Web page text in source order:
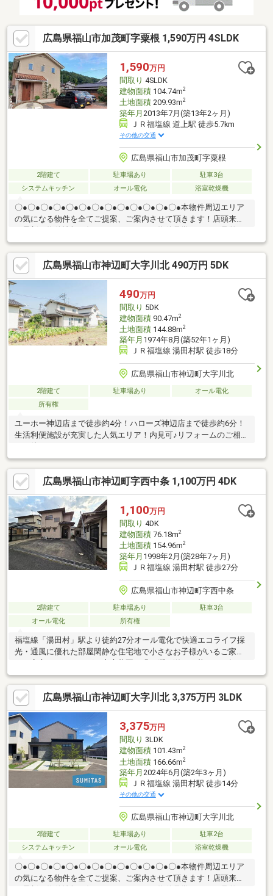
広島県福山市加茂町字粟根 1,590万円 4SLDK
1,590万円
間取り 4SLDK
建物面積104.74m2
土地面積209.93m2
築年月 2013年7月(築13年2ヶ月)
ＪＲ福塩線 道上駅 徒歩5.7km
その他の交通
広島県福山市加茂町字粟根
2階建て 駐車場あり
駐車3台
システムキッチン
オール電化 浴室乾燥機
〇●〇●〇●〇●〇●〇●〇●〇●〇●〇●〇●〇●〇●本物件周辺エリア
の気になる物件を全てご提案、ご案内させて頂きます！店頭来店
で最新の物件情報を知りたい！まとめて物件見学ができる見学ツ
アーは【その場確定！ 見学予約する（無料）からご予約下さ
い】〇●〇●〇●〇●〇●〇●〇●〇●〇●〇●〇●〇●〇●◇家計に優し
い住まい 太陽光発電システム搭載＆オール電化仕様で電気代を
節約 長期優良住宅認定、耐震構造を備えたライフデザインカバ
ヤ施工の安心住宅◇土地約63坪の広々敷地 並列で4台の駐車が
可能 大容量の3帖納戸に加え、全居室6帖以上の広さを確保
広島県福山市神辺町大字川北 490万円 5DK
490万円
間取り 5DK
建物面積90.47m2
土地面積144.88m2
築年月 1974年8月(築52年1ヶ月)
ＪＲ福塩線 湯田村駅 徒歩18分
広島県福山市神辺町大字川北
2階建て 駐車場あり
オール電化
所有権
ユーホー神辺店まで徒歩約4分！ハローズ神辺店まで徒歩約6分！
生活利便施設が充実した人気エリア！内見可♪リフォームのご相談
広島県福山市神辺町字西中条 1,100万円 4DK
1,100万円
間取り 4DK
建物面積76.18m2
土地面積154.96m2
築年月 1998年2月(築28年7ヶ月)
ＪＲ福塩線 湯田村駅 徒歩27分
広島県福山市神辺町字西中条
2階建て 駐車場あり
駐車3台
オール電化
所有権
福塩線「湯田村」駅より徒約27分オール電化で快適エコライフ採
光・通風に優れた部屋閑静な住宅地で小さなお子様がいるご家族
にも安心ガーデニングや家庭菜園で緑の潤い溢れる暮らしを毎日
のお買物に便利なザ・ビッグ神辺店まで車で4分
広島県福山市神辺町大字川北 3,375万円 3LDK
3,375万円
間取り 3LDK
建物面積101.43m2
土地面積166.66m2
築年月 2024年6月(築2年3ヶ月)
ＪＲ福塩線 湯田村駅 徒歩14分
その他の交通
広島県福山市神辺町大字川北
2階建て 駐車場あり
駐車2台
システムキッチン
オール電化 浴室乾燥機
〇●〇●〇●〇●〇●〇●〇●〇●〇●〇●〇●〇●〇●本物件周辺エリア
の気になる物件を全てご提案、ご案内させて頂きます！店頭来店